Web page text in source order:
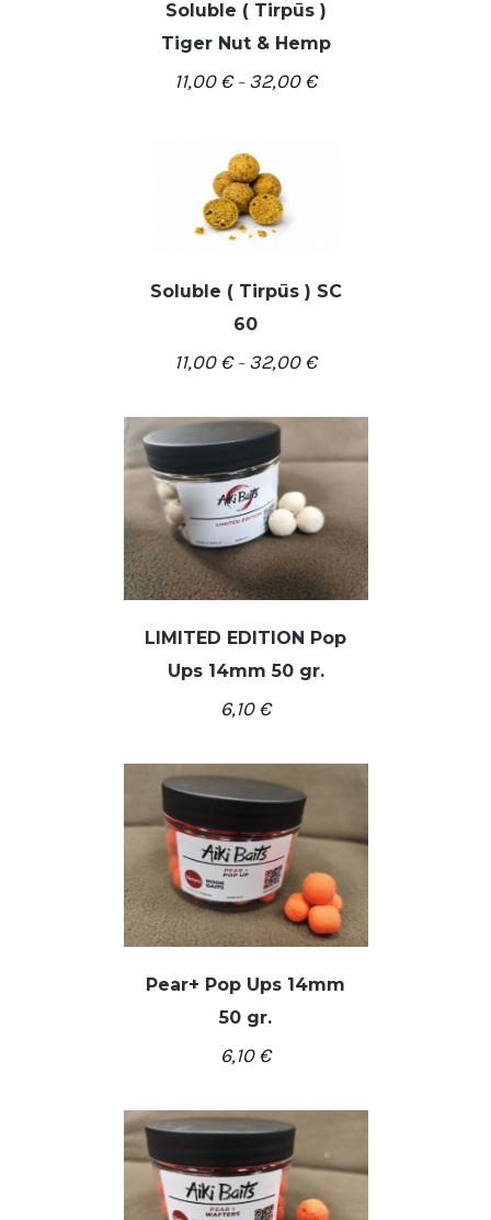
/
DETALĖS
Soluble ( Tirpūs )
Tiger Nut & Hemp
11,00€– 32,00€
DETALĖS
Soluble ( Tirpūs ) SC
60
11,00€– 32,00€
LIMITED EDITION Pop
Ups 14mm 50 gr.
6,10€
/
Pear+ Pop Ups 14mm
50 gr.
6,10€